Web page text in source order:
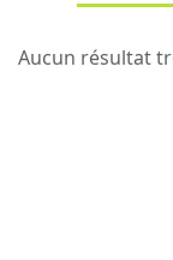
Aucun résultat